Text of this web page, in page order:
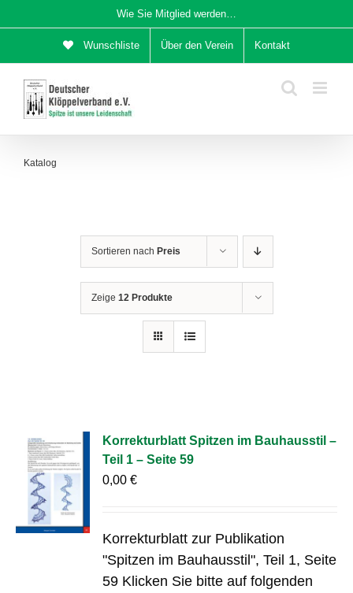
Inhalt
Wie Sie Mitglied werden…
Wunschliste Über den Verein Kontakt
Katalog
Sortieren nach Preis
Zeige 12 Produkte
Korrekturblatt Spitzen im Bauhausstil –
Teil 1 – Seite 59
0,00€
Korrekturblatt zur Publikation
"Spitzen im Bauhausstil", Teil 1, Seite
59 Klicken Sie bitte auf folgenden